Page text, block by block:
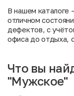
В нашем каталоге
отличном
дефектов, с
офиса до отдыха,
Что вы
"Мужское"